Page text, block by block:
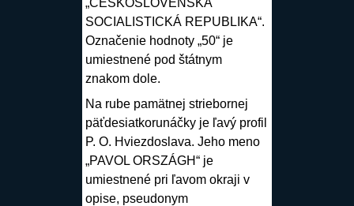
SOCIALISTICKÁ REPUBLIKA“.
Označenie hodnoty „50“ je
umiestnené pod štátnym
znakom dole.
Na rube pamätnej striebornej
päťdesiatkorunáčky je ľavý profil
P. O. Hviezdoslava. Jeho meno
„PAVOL ORSZÁGH“ je
umiestnené pri ľavom okraji v
opise, pseudonym